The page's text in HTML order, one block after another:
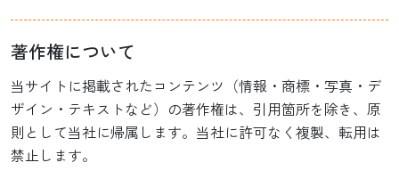
著作権について
当サイトに掲載されたコンテンツ（情報・商標・写真・デ
ザイン・テキストなど）の著作権は、引用箇所を除き、原
則として当社に帰属します。当社に許可なく複製、転用は
禁止します。